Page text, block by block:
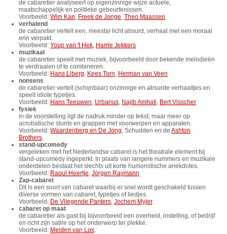
de cabaretier analyseert op eigenzinnige wijze actuele,
maatschappelijk en politieke gebeurtenissen.
Voorbeeld: Wim Kan, Freek de Jonge, Theo Maassen
verhalend
de cabaretier vertelt een, meestal licht absurd, verhaal met een moraal
erin verpakt.
Voorbeeld: Youp van 't Hek, Harrie Jekkers
muzikaal
de cabaretier speelt met muziek, bijvoorbeeld door bekende melodieën
te verdraaien of te combineren.
Voorbeeld: Hans Liberg, Kees Torn, Herman van Veen
nonsens
de cabaretier vertelt (schijnbaar) onzinnige en absurde verhaaltjes en
speelt idiote typetjes.
Voorbeeld: Hans Teeuwen, Urbanus, Najib Amhali, Bert Visscher
fysiek
in de voorstelling ligt de nadruk minder op tekst, maar meer op
acrobatische stunts en grappen met voorwerpen en apparaten.
Voorbeeld: Waardenberg en De Jong, Schudden en de Ashton
Brothers.
stand-upcomedy
vergeleken met het Nederlandse cabaret is het theatrale element bij
stand-upcomedy ingeperkt. In plaats van langere nummers en muzikale
onderdelen bestaat het slechts uit korte humoristische anekdotes.
Voorbeeld: Raoul Heertje, Jörgen Raymann.
Zap-cabaret
Dit is een soort van cabaret waarbij er snel wordt geschakeld tussen
diverse vormen van cabaret, typetjes of liedjes.
Voorbeeld: De Vliegende Panters, Jochem Myjer.
cabaret op maat
de cabaretier als gast bij bijvoorbeeld een overheid, instelling, of bedrijf
en richt zijn satire op het onderwerp ter plekke.
Voorbeeld: Meiden van Los.